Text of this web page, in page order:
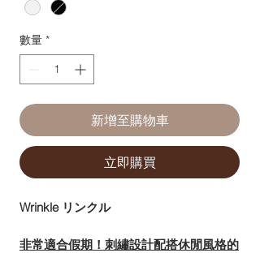
數量 *
新增至購物車
立即購買
Wrinkle リンクル
非常適合假期！刺繡設計配搭休閒風格的